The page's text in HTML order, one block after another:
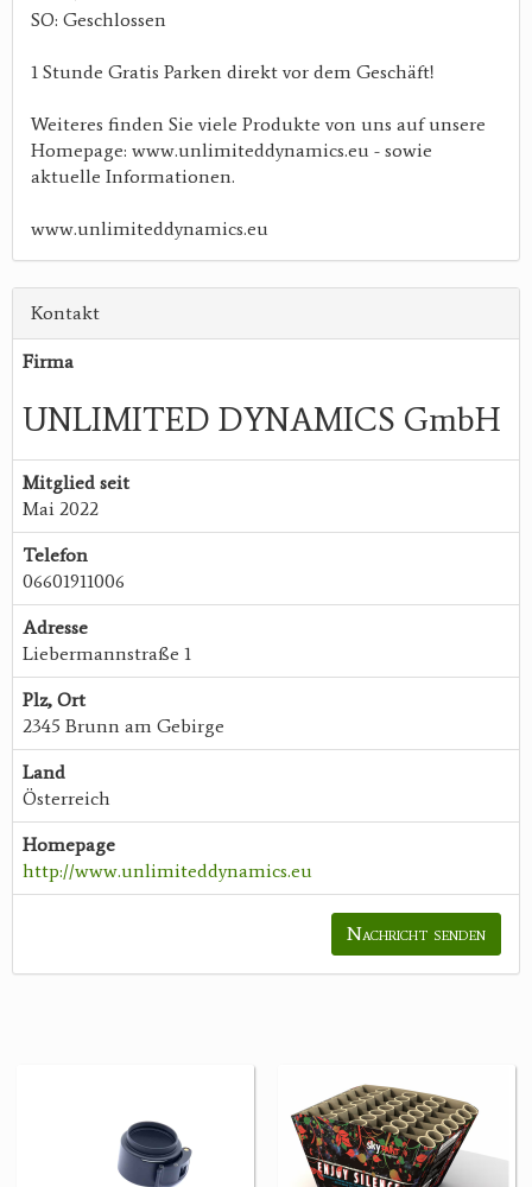
SO: Geschlossen
1 Stunde Gratis Parken direkt vor dem Geschäft!
Weiteres finden Sie viele Produkte von uns auf unsere
Homepage: www.unlimiteddynamics.eu - sowie
aktuelle Informationen.
www.unlimiteddynamics.eu
Kontakt
Firma
UNLIMITED DYNAMICS GmbH
Mitglied seit
Mai 2022
Telefon
06601911006
Adresse
Liebermannstraße 1
Plz, Ort
2345 Brunn am Gebirge
Land
Österreich
Homepage
http://www.unlimiteddynamics.eu
Nachricht senden